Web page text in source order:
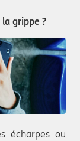
grippe ?
écharpes ou